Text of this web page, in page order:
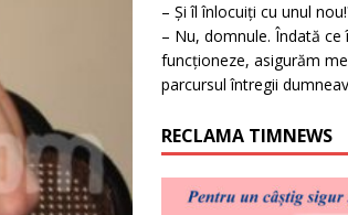
– Și îl înlocuiți cu unul
– Nu, domnule. Îndată ce
funcționeze, asigurăm
parcursul întregii
RECLAMA TIMNEWS